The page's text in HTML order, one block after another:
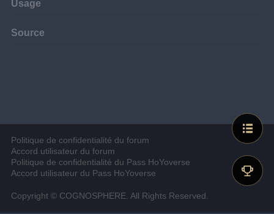
Usage
Source
Politique de confidentialité du forum
Accord utilisateur du forum
Politique de confidentialité du Pass HoYoverse
Accord utilisateur du Pass HoYoverse
Copyright © COGNOSPHERE. All Rights Reserved.